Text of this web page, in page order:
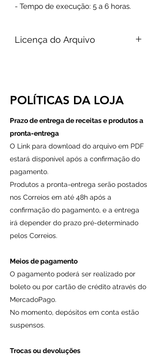
- Tempo de execução: 5 a 6 horas.
Licença do Arquivo
site www.ellescrochet.com.br.
Proibido o compartilhamento deste
e qualquer tipo de rede social ou de
mensagens e de maneira impressa!
O arquivo é de uso pessoal e
intransferível!
Não colabore com a pirataria!
POLÍTICAS DA LOJA
Prazo de entrega de receitas e produtos a
pronta-entrega
O Link para download do arquivo em PDF
estará disponível após a confirmação do
pagamento.
Produtos a pronta-entrega serão postados
nos Correios em até 48h após a
confirmação do pagamento, e a entrega
irá depender do prazo pré-determinado
pelos Correios.
Meios de pagamento
O pagamento poderá ser realizado por
boleto ou por cartão de crédito através do
MercadoPago.
No momento, depósitos em conta estão
suspensos.
Trocas ou devoluções